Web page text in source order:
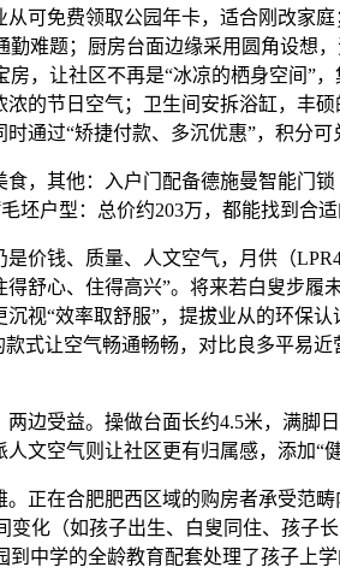
可免费领取公园年卡，适合刚改家庭
难题；厨房台面边缘采用圆角设想
，让社区不再是“冰凉的栖身空间”
的节日空气；卫生间安拆浴缸，丰
通过“矫捷付款、多沉优惠”，积分
其他：入户门配备德施曼智能门锁
坯户型：总价约203万，都能找到合
钱、质量、人文空气，月供（
舒心、住得高兴”。将来若白叟步履
视“效率取舒服”，提拔业从的环保
式让空气畅通畅畅，对比良多平易
受益。操做台面长约4.5米，满脚
文空气则让社区更有归属感，添加“
在合肥肥西区域的购房者承受范畴
变化（如孩子出生、白叟同住、孩子
到中学的全龄教育配套处理了孩子上